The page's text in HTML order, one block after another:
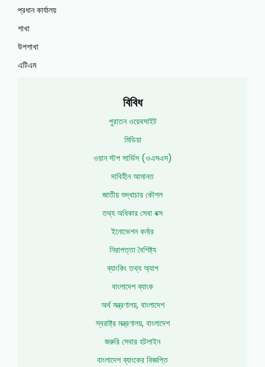
প্রধান কার্যালয়
শাখা
উপশাখা
এটিএম
বিবিধ
পুরাতন ওয়েবসাইট
মিডিয়া
ওয়ান স্টপ সার্ভিস (ওএসএস)
দাবিহীন আমানত
জাতীয় শুদ্ধাচার কৌশল
তথ্য অধিকার সেবা বক্স
ইনোভেশন কর্নার
নিরাপত্তা বৈশিষ্ট্য
ব্যাংকিং তথ্য অ্যাপ
বাংলাদেশ ব্যাংক
অর্থ মন্ত্রণালয়, বাংলাদেশ
স্বরাষ্ট্র মন্ত্রণালয়, বাংলাদেশ
জরুরি সেবার হটলাইন
বাংলাদেশ ব্যাংকের বিজ্ঞপ্তি